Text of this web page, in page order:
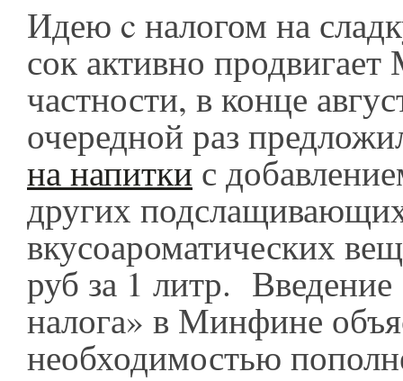
Идею c налогом на
сок активно
частности, в конце
очередной раз
на напиткис
других
вкусоароматических
руб за 1 литр. Введение
налога» в Минфине
необходимостью